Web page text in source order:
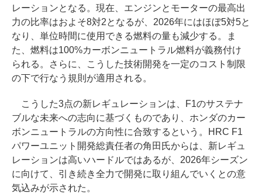
レーションとなる。現在、エンジンとモーターの最高出
力の比率はおよそ8対2となるが、2026年にはほぼ5対5と
なり、単位時間に使用できる燃料の量も減少する。ま
た、燃料は100%カーボンニュートラル燃料が義務付け
られる。さらに、こうした技術開発を一定のコスト制限
の下で行なう規則が適用される。
こうした3点の新レギュレーションは、F1のサステナ
ブルな未来への志向に基づくものであり、ホンダのカー
ボンニュートラルの方向性に合致するという。HRC F1
パワーユニット開発総責任者の角田氏からは、新レギュ
レーションは高いハードルではあるが、2026年シーズン
に向けて、引き続き全力で開発に取り組んでいくとの意
気込みが示された。